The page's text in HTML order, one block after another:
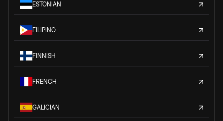
ESTONIAN
FILIPINO
FINNISH
FRENCH
GALICIAN